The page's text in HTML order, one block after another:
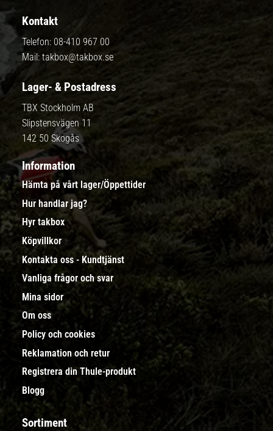
Kontakt
Telefon: 08-410 967 00
Mail: takbox@takbox.se
Lager- & Postadress
TBX Stockholm AB
Slipstensvägen 11
142 50 Skogås
Information
Hämta på vårt lager/Öppettider
Hur handlar jag?
Hyr takbox
Köpvillkor
Kontakta oss - Kundtjänst
Vanliga frågor och svar
Mina sidor
Om oss
Policy och cookies
Reklamation och retur
Registrera din Thule-produkt
Blogg
Sortiment